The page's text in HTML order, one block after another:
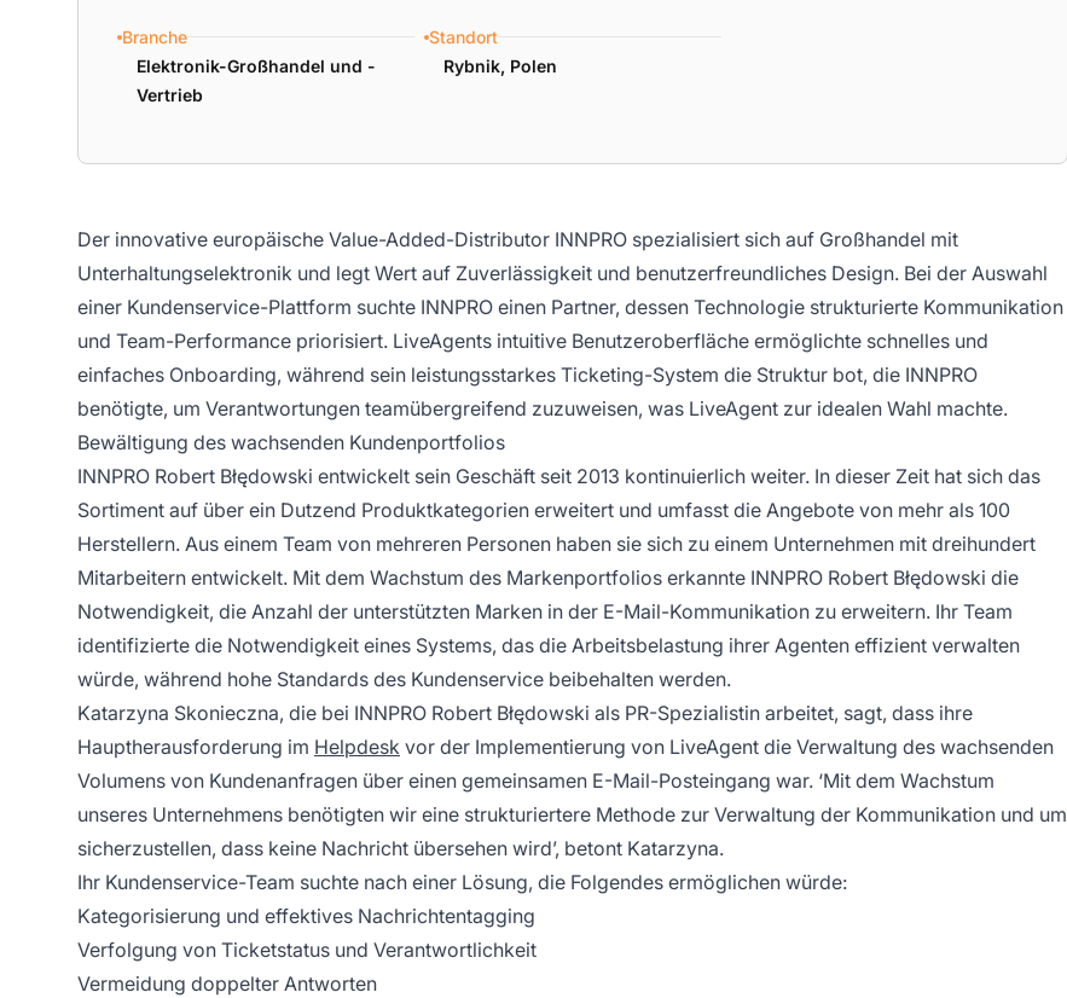
Branche
Elektronik-Großhandel und -
Vertrieb
Standort
Rybnik, Polen
Der innovative europäische Value-Added-Distributor INNPRO spezialisiert sich auf Großhandel mit
Unterhaltungselektronik und legt Wert auf Zuverlässigkeit und benutzerfreundliches Design. Bei der Auswahl
einer Kundenservice-Plattform suchte INNPRO einen Partner, dessen Technologie strukturierte Kommunikation
und Team-Performance priorisiert. LiveAgents intuitive Benutzeroberfläche ermöglichte schnelles und
einfaches Onboarding, während sein leistungsstarkes Ticketing-System die Struktur bot, die INNPRO
benötigte, um Verantwortungen teamübergreifend zuzuweisen, was LiveAgent zur idealen Wahl machte.
Bewältigung des wachsenden Kundenportfolios
INNPRO Robert Błędowski entwickelt sein Geschäft seit 2013 kontinuierlich weiter. In dieser Zeit hat sich das
Sortiment auf über ein Dutzend Produktkategorien erweitert und umfasst die Angebote von mehr als 100
Herstellern. Aus einem Team von mehreren Personen haben sie sich zu einem Unternehmen mit dreihundert
Mitarbeitern entwickelt. Mit dem Wachstum des Markenportfolios erkannte INNPRO Robert Błędowski die
Notwendigkeit, die Anzahl der unterstützten Marken in der E-Mail-Kommunikation zu erweitern. Ihr Team
identifizierte die Notwendigkeit eines Systems, das die Arbeitsbelastung ihrer Agenten effizient verwalten
würde, während hohe Standards des Kundenservice beibehalten werden.
Katarzyna Skonieczna, die bei INNPRO Robert Błędowski als PR-Spezialistin arbeitet, sagt, dass ihre
Hauptherausforderung im Helpdesk vor der Implementierung von LiveAgent die Verwaltung des wachsenden
Volumens von Kundenanfragen über einen gemeinsamen E-Mail-Posteingang war. ‘Mit dem Wachstum
unseres Unternehmens benötigten wir eine strukturiertere Methode zur Verwaltung der Kommunikation und um
sicherzustellen, dass keine Nachricht übersehen wird’, betont Katarzyna.
Ihr Kundenservice-Team suchte nach einer Lösung, die Folgendes ermöglichen würde:
Kategorisierung und effektives Nachrichtentagging
Verfolgung von Ticketstatus und Verantwortlichkeit
Vermeidung doppelter Antworten